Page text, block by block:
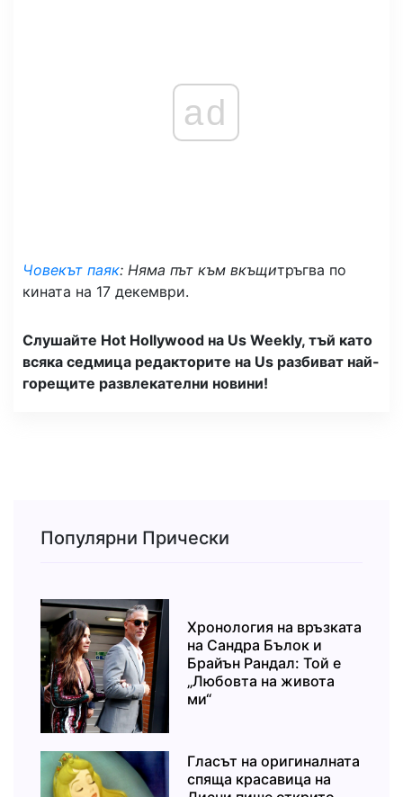
ad
Човекът паяк: Няма път към вкъщитръгва по
кината на 17 декември.
Слушайте Hot Hollywood на Us Weekly, тъй като
всяка седмица редакторите на Us разбиват най-
горещите развлекателни новини!
Популярни Прически
Хронология на връзката
на Сандра Бълок и
Брайън Рандал: Той е
„Любовта на живота
ми“
Гласът на оригиналната
спяща красавица на